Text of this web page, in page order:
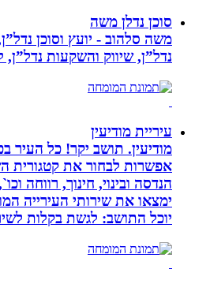
סוכן נדלן משה
משה סלהוב - יועץ וסוכן נדל”ן,
נדל”ן, שיווק והשקעות נדל”ן,
עיריית מודיעין
מודיעין. תושב יקר! כל העיר
אפשרות לבחור את קטגורית
הנדסה ובינוי, חינוך, רווחה
ימצאו את שירותי העירייה
יוכל התושב: לגשת בקלות